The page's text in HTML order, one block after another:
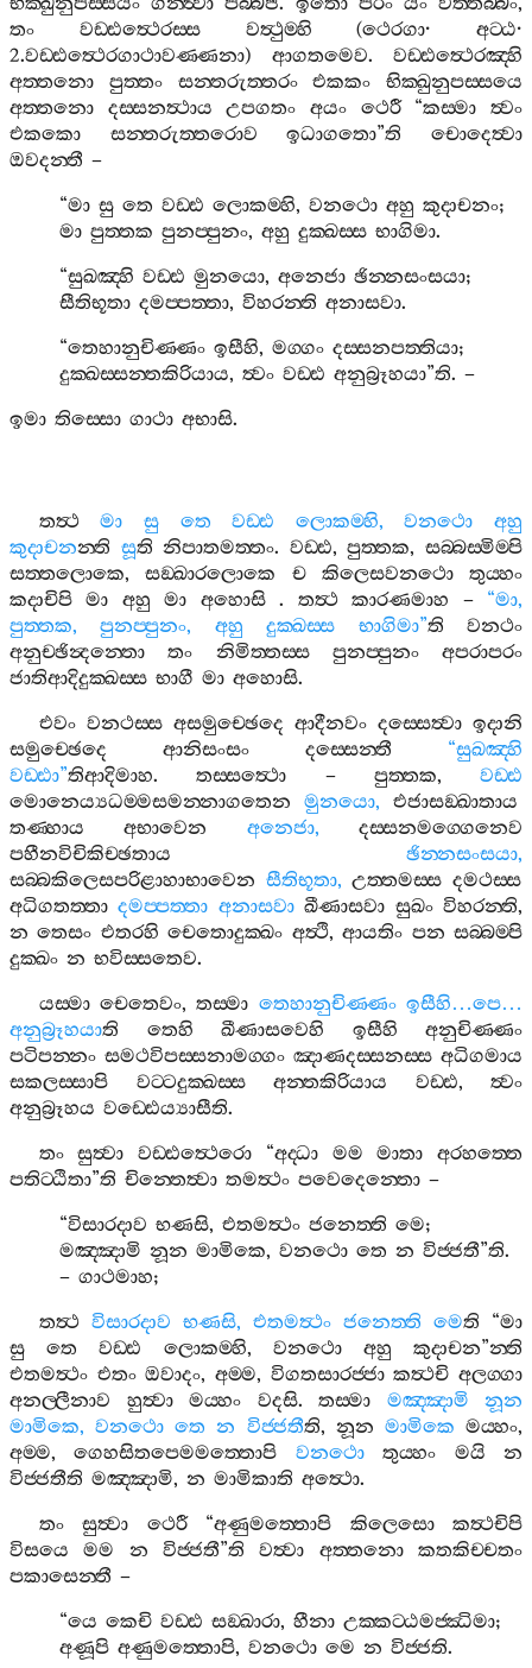
තං
වඩ‍්ඪත්‍ථෙරස‍්ස වත්‍ථුම‍්හි (ථෙරගා· අට‍්ඨ·
2.වඩ‍්ඪත්‍ථෙරගාථාවණ‍්ණනා) ආගතමෙව. වඩ‍්ඪත්‍ථෙරඤ‍්හි
අත‍්තනො
පුත‍්තං සන‍්තරුත‍්තරං එකකං
භික‍්ඛුනුපස‍්සයෙ
අත‍්තනො
දස‍්සනත්‍ථාය උපගතං අයං ථෙරී“කස‍්මා
ත්‍වං
එකකො
සන‍්තරුත‍්තරොව ඉධාගතො”ති
චොදෙත්‍වා
ඔවදන‍්තී –
“මා සු තෙ වඩ‍්ඪ ලොකම‍්හි,වනථො අහු කුදාචනං;
මා පුත‍්තක පුනප‍්පුනං,අහු දුක‍්ඛස‍්ස භාගිමා.
“සුඛඤ‍්හි වඩ‍්ඪ මුනයො,අනෙජා ඡින‍්නසංසයා;
සීතිභූතා දමප‍්පත‍්තා,විහරන‍්ති අනාසවා.
“තෙහානුචිණ‍්ණං ඉසීහි,මග‍්ගං දස‍්සනපත‍්තියා;
දුක‍්ඛස‍්සන‍්තකිරියාය,ත්‍වං වඩ‍්ඪ අනුබ්‍රූහයා”ති. –
ඉමා තිස‍්සො ගාථා අභාසි.
තත්‍ථ මා සු තෙ වඩ‍්ඪ ලොකම‍්හි,වනථො
අහු
කුදාචනන‍්ති සූති නිපාතමත‍්තං. වඩ‍්ඪ,පුත‍්තක,සබ‍්බස‍්මිම‍්පි
සත‍්තලොකෙ,සඞ‍්ඛාරලොකෙ ච කිලෙසවනථො
තුය‍්හං
කදාචිපි
මා අහු මා අහොසි. තත්‍ථ කාරණමාහ – “මා,
පුත‍්තක,පුනප‍්පුනං, අහු දුක‍්ඛස‍්ස භාගිමා”ති
වනථං
අනුච‍්ඡින්‍දන‍්තො
තං නිමිත‍්තස‍්ස පුනප‍්පුනං
අපරාපරං
ජාතිආදිදුක‍්ඛස‍්ස භාගී මා අහොසි.
එවං වනථස‍්ස අසමුච‍්ඡෙදෙ ආදීනවං දස‍්සෙත්‍වා ඉදානි
සමුච‍්ඡෙදෙ
ආනිසංසං දස‍්සෙන‍්තී “සුඛඤ‍්හි
වඩ‍්ඪා”තිආදිමාහ.තස‍්සත්‍ථො – පුත‍්තක, වඩ‍්ඪ
මොනෙය්‍යධම‍්මසමන‍්නාගතෙන
මුනයො,
එජාසඞ‍්ඛාතාය
තණ‍්හාය
අභාවෙන අනෙජා,
දස‍්සනමග‍්ගෙනෙව
පහීනවිචිකිච‍්ඡතාය
ඡින‍්නසංසයා,
සබ‍්බකිලෙසපරිළාහාභාවෙන සීතිභූතා, උත‍්තමස‍්ස දමථස‍්ස
අධිගතත‍්තා දමප‍්පත‍්තා අනාසවා ඛීණාසවා සුඛං විහරන‍්ති,
න තෙසං එතරහි චෙතොදුක‍්ඛං අත්‍ථි,ආයතිං පන සබ‍්බම‍්පි
දුක‍්ඛං න භවිස‍්සතෙව.
යස‍්මා චෙතෙවං,තස‍්මා තෙහානුචිණ‍්ණං ඉසීහි…පෙ…
අනුබ්‍රූහයාති තෙහි ඛීණාසවෙහි ඉසීහි
අනුචිණ‍්ණං
පටිපන‍්නං සමථවිපස‍්සනාමග‍්ගං ඤාණදස‍්සනස‍්ස අධිගමාය
සකලස‍්සාපි
වට‍්ටදුක‍්ඛස‍්ස අන‍්තකිරියාය වඩ‍්ඪ, ත්‍වං
අනුබ්‍රූහය වඩ‍්ඪෙය්‍යාසීති.
තං
සුත්‍වා වඩ‍්ඪත්‍ථෙරො “අද‍්ධා මම මාතා
අරහත‍්තෙ
පතිට‍්ඨිතා”ති චින‍්තෙත්‍වා තමත්‍ථං පවෙදෙන‍්තො –
“විසාරදාව භණසි,එතමත්‍ථං ජනෙත‍්ති මෙ;
මඤ‍්ඤාමි නූන මාමිකෙ,වනථො තෙ න විජ‍්ජතී”ති.
–ගාථමාහ;
තත්‍ථ විසාරදාව භණසි, එතමත්‍ථං ජනෙත‍්ති මෙති “මා
සු
තෙ වඩ‍්ඪ ලොකම‍්හි, වනථො අහු කුදාචන”න‍්ති
එතමත්‍ථං එතං ඔවාදං,අම‍්ම, විගතසාරජ‍්ජා කත්‍ථචි අලග‍්ගා
අනල‍්ලීනාව
හුත්‍වා මය‍්හං වදසි. තස‍්මා මඤ‍්ඤාමි
නූන
මාමිකෙ,වනථො තෙ න විජ‍්ජතීති, නූන මාමිකෙ මය‍්හං,
අම‍්ම,ගෙහසිතපෙමමත‍්තොපි වනථො තුය‍්හං මයි
න
විජ‍්ජතීති මඤ‍්ඤාමි, න මාමිකාති අත්‍ථො.
තං
සුත්‍වා ථෙරී“අණුමත‍්තොපි කිලෙසො
කත්‍ථචිපි
විසයෙ
මම න විජ‍්ජතී”ති වත්‍වා අත‍්තනො
කතකිච‍්චතං
පකාසෙන‍්තී –
“යෙ කෙචි වඩ‍්ඪ සඞ‍්ඛාරා,හීනා උක‍්කට‍්ඨමජ‍්ඣිමා;
අණූපි අණුමත‍්තොපි,වනථො මෙ න විජ‍්ජති.